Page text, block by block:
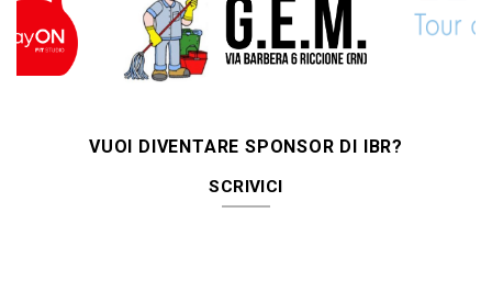
VUOI DIVENTARE SPONSOR DI IBR?
SCRIVICI